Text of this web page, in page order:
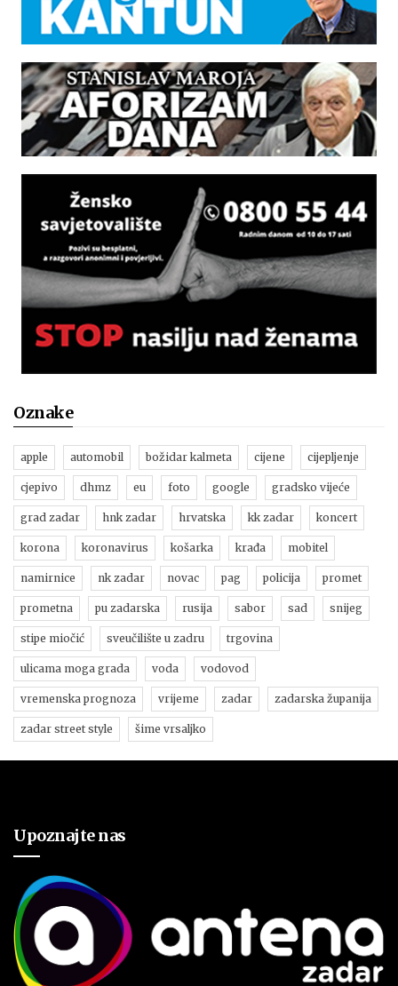
Oznake
apple automobil božidar kalmeta cijene cijepljenje
cjepivo dhmz eu foto google gradsko vijeće
grad zadar hnk zadar hrvatska kk zadar koncert
korona koronavirus košarka krađa mobitel
namirnice nk zadar novac pag policija promet
prometna pu zadarska rusija sabor sad snijeg
stipe miočić sveučilište u zadru trgovina
ulicama moga grada voda vodovod
vremenska prognoza vrijeme zadar zadarska županija
zadar street style šime vrsaljko
Upoznajte nas